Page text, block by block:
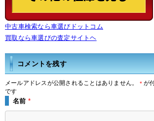
中古車検索なら車選びドットコム
買取なら車選びの査定サイトヘ
コメントを残す
メールアドレスが公開されることはありません。 *が
です
名前 *